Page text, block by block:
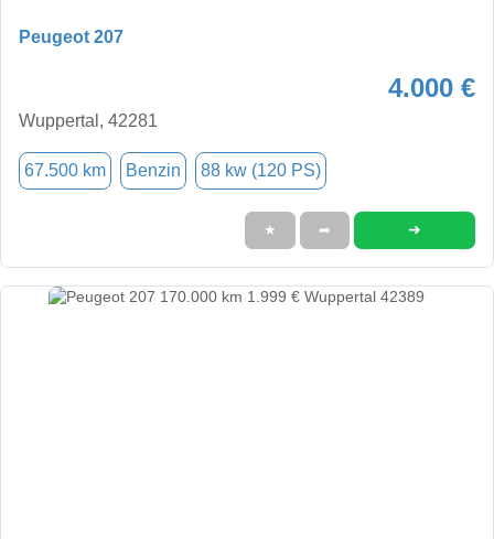
Peugeot 207
4.000 €
Wuppertal, 42281
67.500 km Benzin 88 kw (120 PS)
★ ➦ ➜